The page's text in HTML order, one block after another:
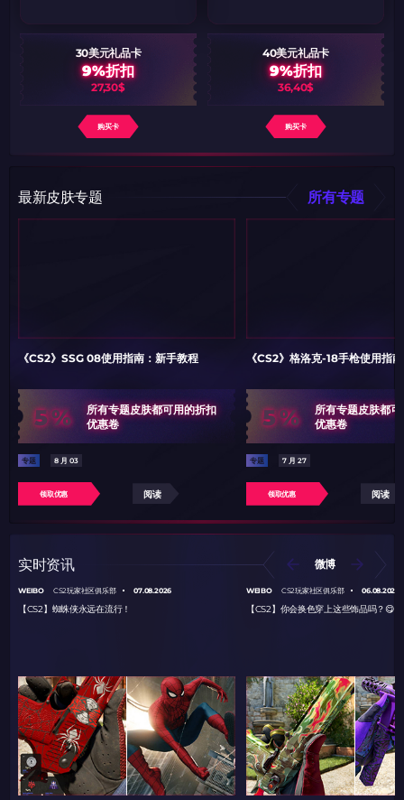
30美元礼品卡
9%折扣
27,30$
购买卡
40美元礼品卡
9%折扣
36,40$
购买卡
最新皮肤专题 所有专题
《CS2》SSG 08使用指南：新手教程
5%
所有专题皮肤都可用的折扣
优惠卷
专题 8 月 03
领取优惠 阅读
《CS2》格洛克-18手枪使用指
5%
所有专题皮肤都
优惠卷
专题 7 月 27
领取优惠 阅读
实时资讯 微博
WEIBO CS2玩家社区俱乐部 07.08.2026
【CS2】蜘蛛侠永远在流行！
WEIBO CS2玩家社区俱乐部 06.08.2026
【CS2】你会换色穿上这些饰品吗？😋